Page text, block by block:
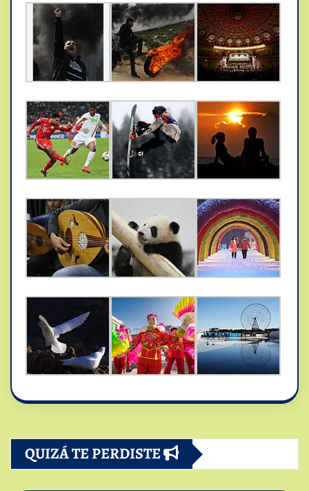
QUIZÁ TE PERDISTE